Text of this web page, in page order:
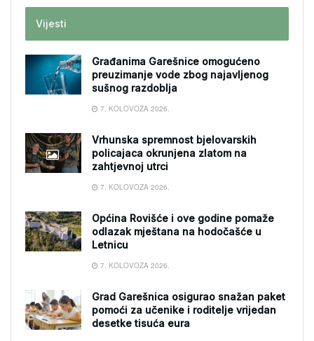
Vijesti
Građanima Garešnice omogućeno
preuzimanje vode zbog najavljenog
sušnog razdoblja
7. KOLOVOZA 2026.
Vrhunska spremnost bjelovarskih
policajaca okrunjena zlatom na
zahtjevnoj utrci
7. KOLOVOZA 2026.
Općina Rovišće i ove godine pomaže
odlazak mještana na hodočašće u
Letnicu
7. KOLOVOZA 2026.
Grad Garešnica osigurao snažan paket
pomoći za učenike i roditelje vrijedan
desetke tisuća eura